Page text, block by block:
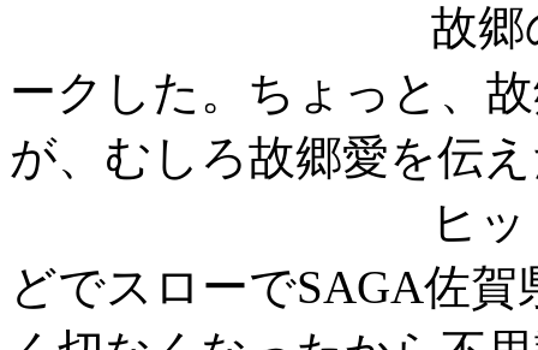
故郷の歌が
ークした。ちょっと、
が、むしろ故郷愛を伝
ヒット当時、
どでスローでSAGA佐